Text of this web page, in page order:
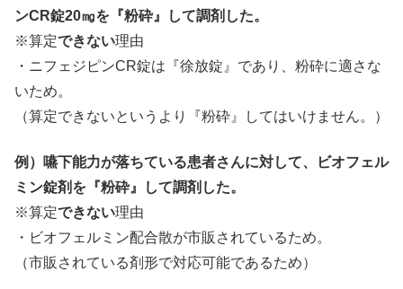
ンCR錠20㎎を『粉砕』して調剤した。
※算定できない理由
・ニフェジピンCR錠は『徐放錠』であり、粉砕に適さな
いため。
（算定できないというより『粉砕』してはいけません。）
例）嚥下能力が落ちている患者さんに対して、ビオフェル
ミン錠剤を『粉砕』して調剤した。
※算定できない理由
・ビオフェルミン配合散が市販されているため。
（市販されている剤形で対応可能であるため）